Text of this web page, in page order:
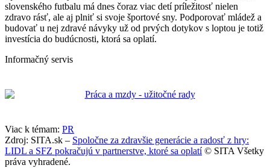
slovenského futbalu má dnes čoraz viac detí príležitosť nielen
zdravo rásť, ale aj plniť si svoje športové sny. Podporovať mládež a
budovať u nej zdravé návyky už od prvých dotykov s loptou je totiž
investícia do budúcnosti, ktorá sa oplatí.
Informačný servis
Viac k témam: PR
Zdroj: SITA.sk – Spoločne za zdravšie generácie a radosť z hry:
LIDL a SFZ pokračujú v partnerstve, ktoré sa oplatí© SITA Všetky
práva vyhradené.